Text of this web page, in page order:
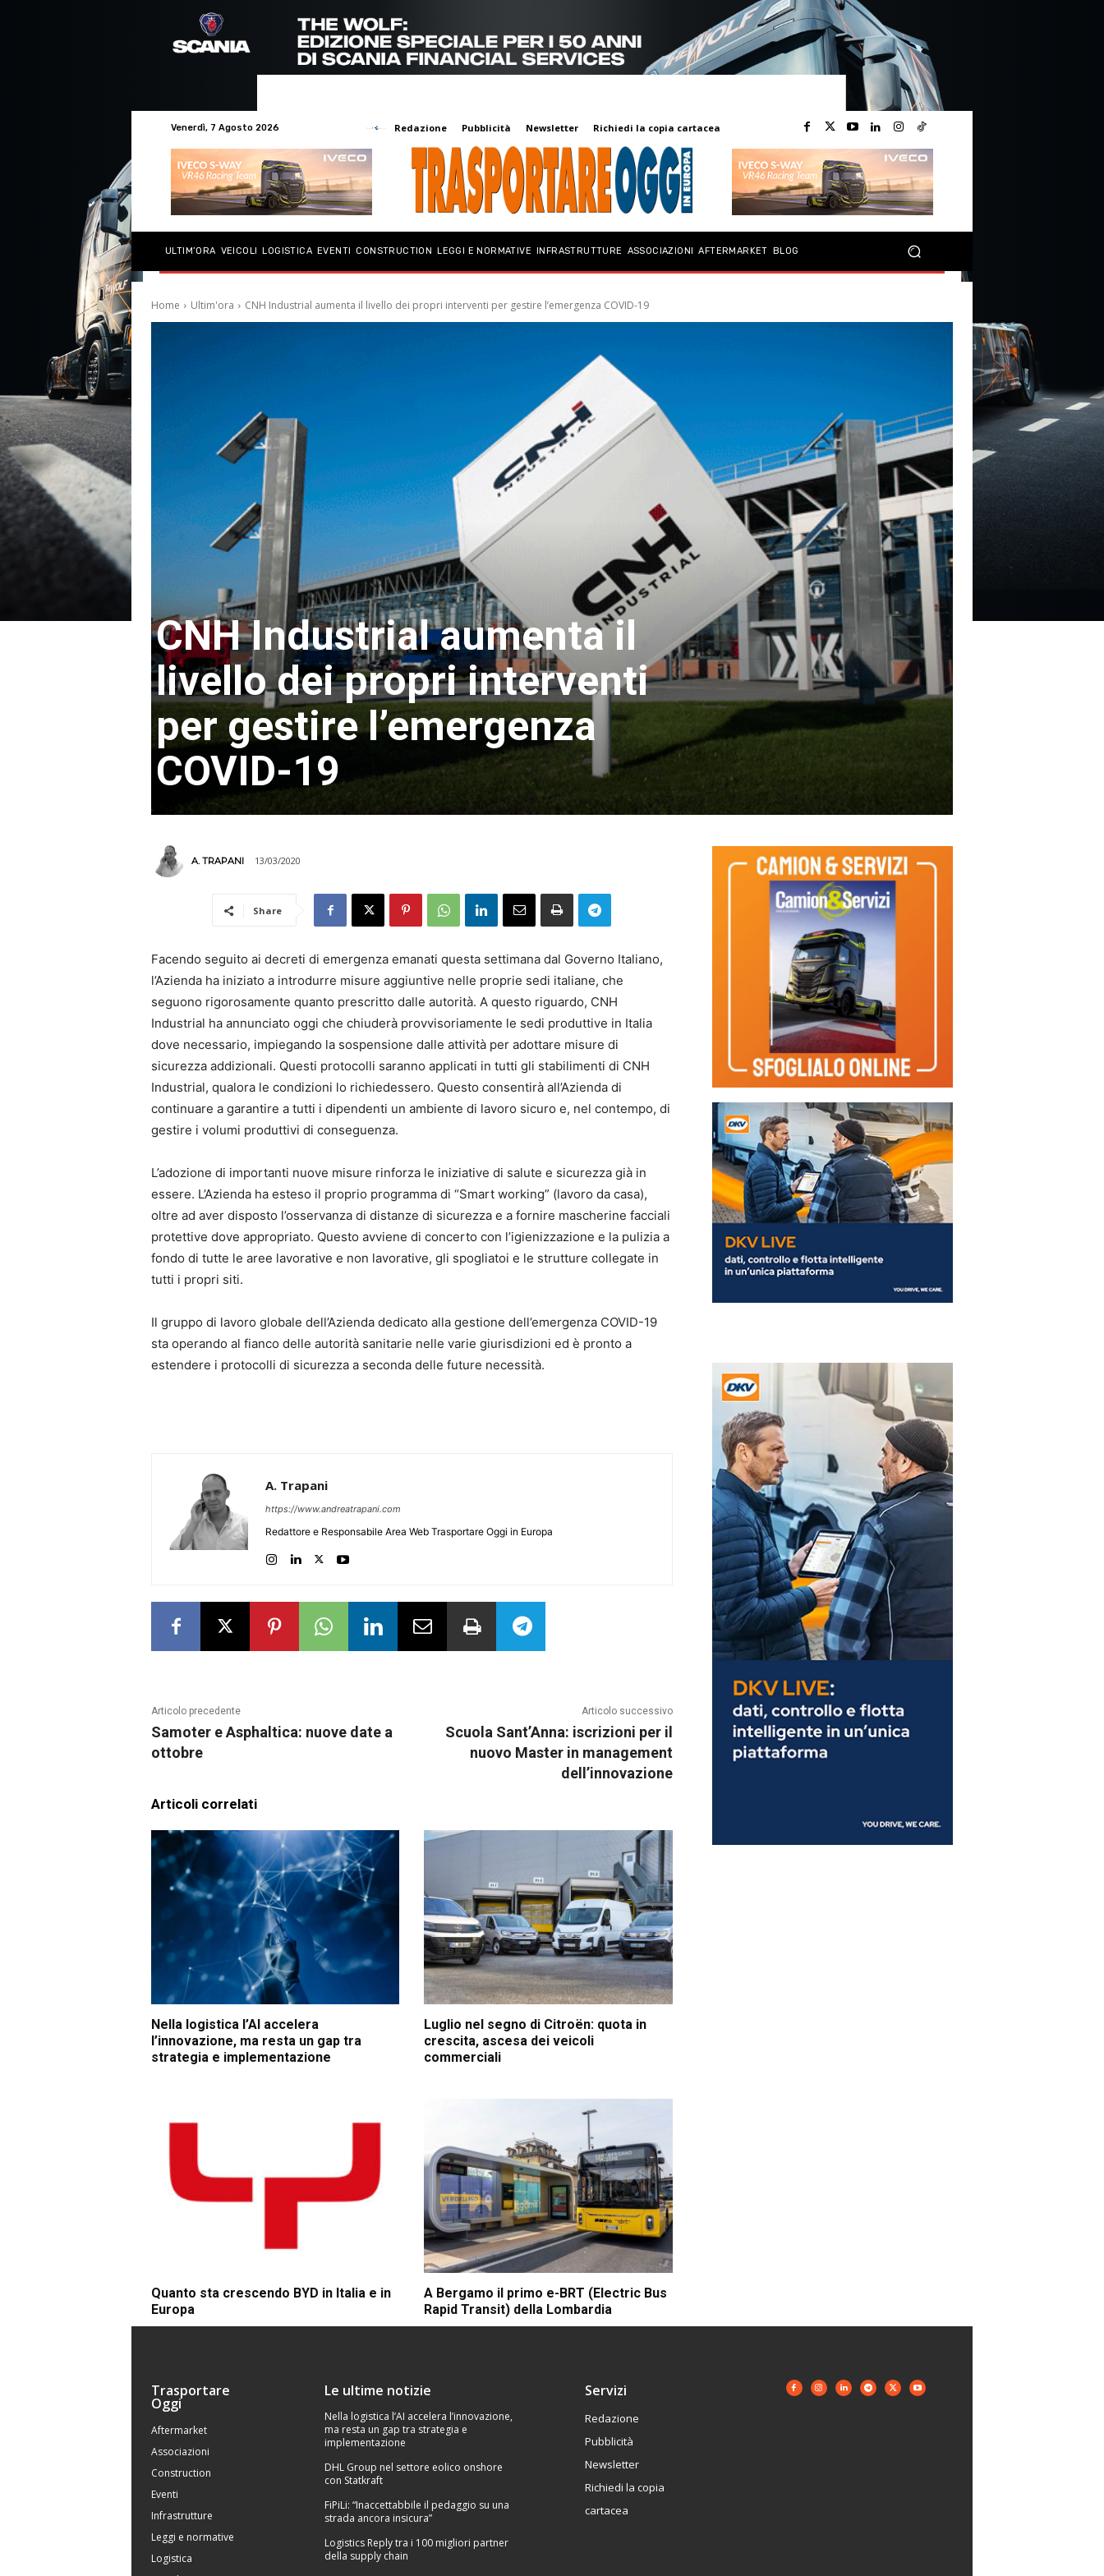
Venerdì, 7 Agosto 2026 Redazione Pubblicità Newsletter Richiedi la copia cartacea
ULTIM’ORA VEICOLI LOGISTICA EVENTI CONSTRUCTION LEGGI E NORMATIVE INFRASTRUTTURE ASSOCIAZIONI AFTERMARKET BLOG
Home Ultim'ora CNH Industrial aumenta il livello dei propri interventi per gestire l’emergenza COVID-19
CNH Industrial aumenta il
livello dei propri interventi
per gestire l’emergenza
COVID-19
A. TRAPANI 13/03/2020
Share
Facendo seguito ai decreti di emergenza emanati questa settimana dal Governo Italiano,
l’Azienda ha iniziato a introdurre misure aggiuntive nelle proprie sedi italiane, che
seguono rigorosamente quanto prescritto dalle autorità. A questo riguardo, CNH
Industrial ha annunciato oggi che chiuderà provvisoriamente le sedi produttive in Italia
dove necessario, impiegando la sospensione dalle attività per adottare misure di
sicurezza addizionali. Questi protocolli saranno applicati in tutti gli stabilimenti di CNH
Industrial, qualora le condizioni lo richiedessero. Questo consentirà all’Azienda di
continuare a garantire a tutti i dipendenti un ambiente di lavoro sicuro e, nel contempo, di
gestire i volumi produttivi di conseguenza.
L’adozione di importanti nuove misure rinforza le iniziative di salute e sicurezza già in
essere. L’Azienda ha esteso il proprio programma di “Smart working” (lavoro da casa),
oltre ad aver disposto l’osservanza di distanze di sicurezza e a fornire mascherine facciali
protettive dove appropriato. Questo avviene di concerto con l’igienizzazione e la pulizia a
fondo di tutte le aree lavorative e non lavorative, gli spogliatoi e le strutture collegate in
tutti i propri siti.
Il gruppo di lavoro globale dell’Azienda dedicato alla gestione dell’emergenza COVID-19
sta operando al fianco delle autorità sanitarie nelle varie giurisdizioni ed è pronto a
estendere i protocolli di sicurezza a seconda delle future necessità.
A. Trapani
https://www.andreatrapani.com
Redattore e Responsabile Area Web Trasportare Oggi in Europa
Articolo precedente
Samoter e Asphaltica: nuove date a
ottobre
Articolo successivo
Scuola Sant’Anna: iscrizioni per il
nuovo Master in management
dell’innovazione
Articoli correlati
Nella logistica l’AI accelera
l’innovazione, ma resta un gap tra
strategia e implementazione
Luglio nel segno di Citroën: quota in
crescita, ascesa dei veicoli
commerciali
Quanto sta crescendo BYD in Italia e in
Europa
A Bergamo il primo e-BRT (Electric Bus
Rapid Transit) della Lombardia
Trasportare
Oggi
Aftermarket
Associazioni
Construction
Eventi
Infrastrutture
Leggi e normative
Logistica
Le ultime notizie
Nella logistica l’AI accelera l’innovazione,
ma resta un gap tra strategia e
implementazione
DHL Group nel settore eolico onshore
con Statkraft
FiPiLi: “Inaccettabbile il pedaggio su una
strada ancora insicura”
Logistics Reply tra i 100 migliori partner
della supply chain
Servizi
Redazione
Pubblicità
Newsletter
Richiedi la copia
cartacea